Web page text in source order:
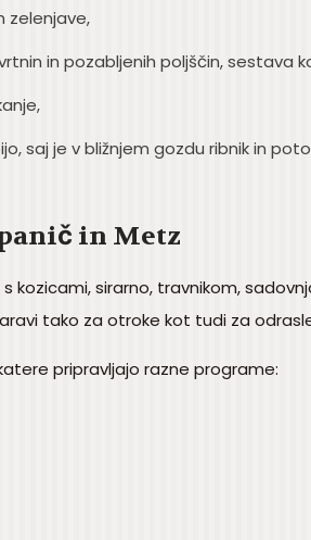
zelenjave,
in pozabljenih poljščin, sestava
saj je v bližnjem gozdu ribnik in
in Metz
kozicami, sirarno, travnikom,
tako za otroke kot tudi za
pripravljajo razne programe: